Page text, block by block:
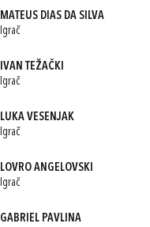
MATEUS DIAS DA SILVA
Igrač
IVAN TEŽAČKI
Igrač
LUKA VESENJAK
Igrač
LOVRO ANGELOVSKI
Igrač
GABRIEL PAVLINA